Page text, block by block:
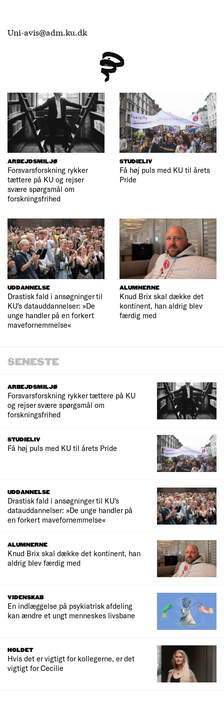
Uni-avis@adm.ku.dk
ARBEJDSMILJØ
Forsvarsforskning rykker
tættere på KU og rejser
svære spørgsmål om
forskningsfrihed
STUDIELIV
Få høj puls med KU til årets
Pride
UDDANNELSE
Drastisk fald i ansøgninger til
KU's datauddannelser: »De
unge handler på en forkert
mavefornemmelse«
ALUMNERNE
Knud Brix skal dække det
kontinent, han aldrig blev
færdig med
SENESTE
ARBEJDSMILJØ
Forsvarsforskning rykker tættere på KU
og rejser svære spørgsmål om
forskningsfrihed
STUDIELIV
Få høj puls med KU til årets Pride
UDDANNELSE
Drastisk fald i ansøgninger til KU's
datauddannelser: »De unge handler på
en forkert mavefornemmelse«
ALUMNERNE
Knud Brix skal dække det kontinent, han
aldrig blev færdig med
VIDENSKAB
En indlæggelse på psykiatrisk afdeling
kan ændre et ungt menneskes livsbane
HOLDET
Hvis det er vigtigt for kollegerne, er det
vigtigt for Cecilie